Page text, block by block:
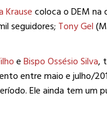
Krausecoloca o DEM na
seguidores; Tony Gel
eBispo Ossésio Silva,
entre maio e julho/
Ele ainda tem um